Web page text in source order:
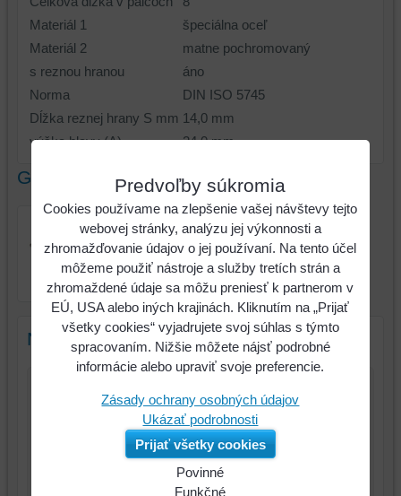
Materiál 1
špeciálna oceľ
Materiál 2
matne pochromovaný
s reznou hranou
áno
Norma
DIN ISO 5745
Dĺžka reznej hrany S mm 14,0 mm
výška hlavy (A)
24.0 mm
Galéria
Úzke ploché kliešte,
zahnuté, 200mm
Nový komentár
Predvoľby súkromia
Cookies používame na zlepšenie vašej návštevy tejto
webovej stránky, analýzu jej výkonnosti a
zhromažďovanie údajov o jej používaní. Na tento účel
môžeme použiť nástroje a služby tretích strán a
zhromaždené údaje sa môžu preniesť k partnerom v
EÚ, USA alebo iných krajinách. Kliknutím na „Prijať
všetky cookies“ vyjadrujete svoj súhlas s týmto
spracovaním. Nižšie môžete nájsť podrobné
informácie alebo upraviť svoje preferencie.
Zásady ochrany osobných údajov
Ukázať podrobnosti
Prijať všetky cookies
Povinné
Funkčné